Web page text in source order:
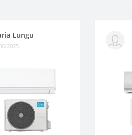
Lungu
2025